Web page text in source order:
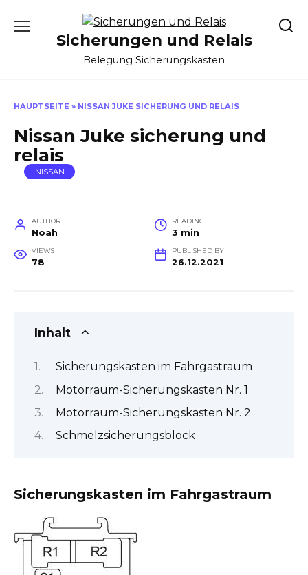
Sicherungen und Relais
Belegung Sicherungskasten
HAUPTSEITE » NISSAN JUKE SICHERUNG UND RELAIS
Nissan Juke sicherung und
relais
NISSAN
AUTHOR
Noah
READING
3 min
VIEWS
78
PUBLISHED BY
26.12.2021
Inhalt
Sicherungskasten im Fahrgastraum
Motorraum-Sicherungskasten Nr. 1
Motorraum-Sicherungskasten Nr. 2
Schmelzsicherungsblock
Sicherungskasten im Fahrgastraum